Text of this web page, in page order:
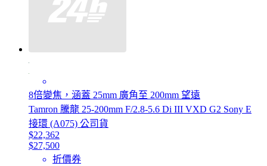
8倍變焦，涵蓋 25mm 廣角至 200mm 望遠
Tamron 騰龍 25-200mm F/2.8-5.6 Di III VXD G2 Sony E
接環 (A075) 公司貨
$22,362
$27,500
折價券